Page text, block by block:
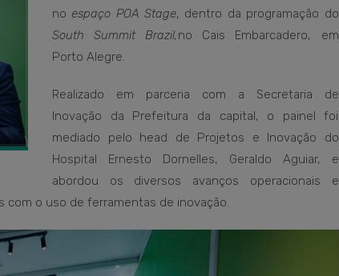
no espaço POA Stage, dentro da programação do
South Summit Brazil,no Cais Embarcadero, em
Porto Alegre.
Realizado em parceria com a Secretaria de
Inovação da Prefeitura da capital, o painel foi
mediado pelo head de Projetos e Inovação do
Hospital Ernesto Dornelles, Geraldo Aguiar, e
abordou os diversos avanços operacionais e
o uso de ferramentas de inovação.